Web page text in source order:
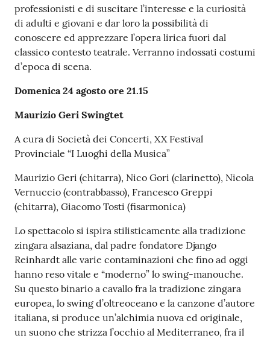
professionisti e di suscitare l’interesse e la curiosità
di adulti e giovani e dar loro la possibilità di
conoscere ed apprezzare l’opera lirica fuori dal
classico contesto teatrale. Verranno indossati costumi
d’epoca di scena.
Domenica 24 agosto ore 21.15
Maurizio Geri Swingtet
A cura di Società dei Concerti, XX Festival
Provinciale “I Luoghi della Musica”
Maurizio Geri (chitarra), Nico Gori (clarinetto), Nicola
Vernuccio (contrabbasso), Francesco Greppi
(chitarra), Giacomo Tosti (fisarmonica)
Lo spettacolo si ispira stilisticamente alla tradizione
zingara alsaziana, dal padre fondatore Django
Reinhardt alle varie contaminazioni che fino ad oggi
hanno reso vitale e “moderno” lo swing-manouche.
Su questo binario a cavallo fra la tradizione zingara
europea, lo swing d’oltreoceano e la canzone d’autore
italiana, si produce un’alchimia nuova ed originale,
un suono che strizza l’occhio al Mediterraneo, fra il